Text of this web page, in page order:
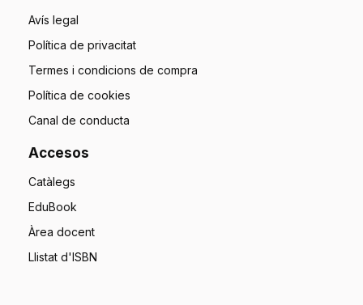
Avís legal
Política de privacitat
Termes i condicions de compra
Política de cookies
Canal de conducta
Accesos
Catàlegs
EduBook
Àrea docent
Llistat d'ISBN